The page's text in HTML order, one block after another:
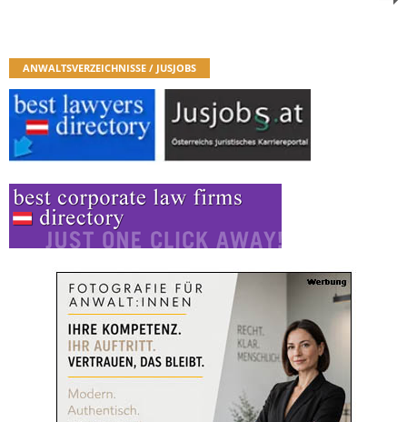
ANWALTSVERZEICHNISSE / JUSJOBS